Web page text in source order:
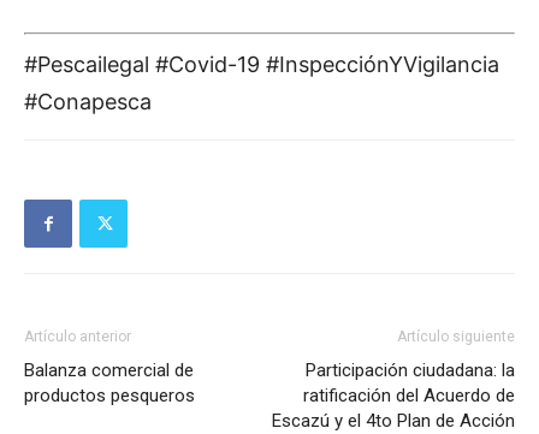
#Pescailegal #Covid-19 #InspecciónYVigilancia
#Conapesca
Artículo anterior
Balanza comercial de
productos pesqueros
Artículo siguiente
Participación ciudadana: la
ratificación del Acuerdo de
Escazú y el 4to Plan de Acción